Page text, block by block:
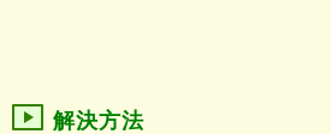
解決方法